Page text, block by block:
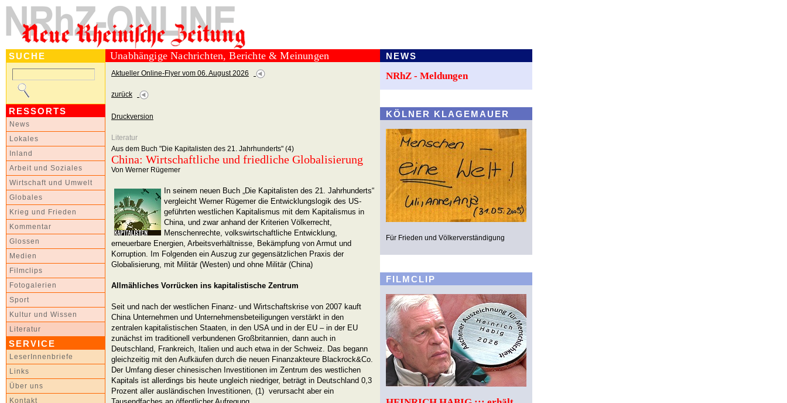
SUCHE
RESSORTS
News
Lokales
Inland
Arbeit und Soziales
Wirtschaft und Umwelt
Globales
Krieg und Frieden
Kommentar
Glossen
Medien
Filmclips
Fotogalerien
Sport
Kultur und Wissen
Literatur
SERVICE
LeserInnenbriefe
Links
Über uns
Kontakt
Unabhängige Nachrichten, Berichte & Meinungen
Aktueller Online-Flyer vom 06. August 2026
zurück
Druckversion
Literatur
Aus dem Buch "Die Kapitalisten des 21. Jahrhunderts" (4)
China: Wirtschaftliche und friedliche Globalisierung
Von Werner Rügemer
In seinem neuen Buch „Die Kapitalisten des 21. Jahrhunderts“
vergleicht Werner Rügemer die Entwicklungslogik des US-
geführten westlichen Kapitalismus mit dem Kapitalismus in
China, und zwar anhand der Kriterien Völkerrecht,
Menschenrechte, volkswirtschaftliche Entwicklung,
erneuerbare Energien, Arbeitsverhältnisse, Bekämpfung von Armut und
Korruption. Im Folgenden ein Auszug zur gegensätzlichen Praxis der
Globalisierung, mit Militär (Westen) und ohne Militär (China)
Allmähliches Vorrücken ins kapitalistische Zentrum
Seit und nach der westlichen Finanz- und Wirtschaftskrise von 2007 kauft
China Unternehmen und Unternehmensbeteiligungen verstärkt in den
zentralen kapitalistischen Staaten, in den USA und in der EU – in der EU
zunächst im traditionell verbundenen Großbritannien, dann auch in
Deutschland, Frankreich, Italien und auch etwa in der Schweiz. Das begann
gleichzeitig mit den Aufkäufen durch die neuen Finanzakteure Blackrock&Co.
Der Umfang dieser chinesischen Investitionen im Zentrum des westlichen
Kapitals ist allerdings bis heute ungleich niedriger, beträgt in Deutschland 0,3
Prozent aller ausländischen Investitionen, (1) verursacht aber ein
NEWS
NRhZ - Meldungen
KÖLNER KLAGEMAUER
Für Frieden und Völkerverständigung
FILMCLIP